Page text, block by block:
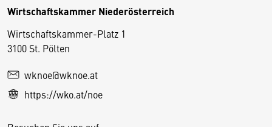
Wirtschaftskammer Niederösterreich
Wirtschaftskammer-Platz 1
3100 St. Pölten
wknoe@wknoe.at
https://wko.at/noe
D
e
s